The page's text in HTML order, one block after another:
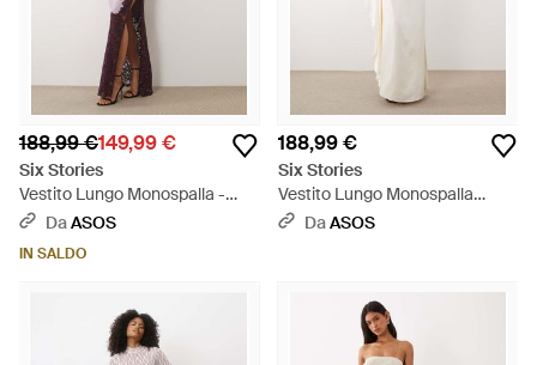
188,99 €149,99 €
Six Stories
Vestito Lungo Monospalla -
ViolaDaASOS
IN SALDO
188,99 €
Six Stories
Vestito Lungo Monospalla
Drappeggiato - Neutro
DaASOS